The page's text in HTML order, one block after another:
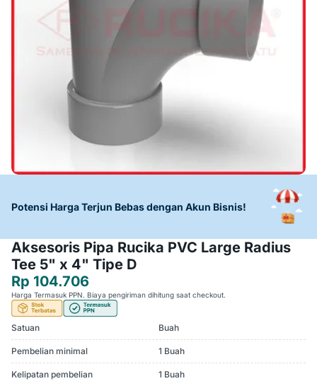
Potensi Harga Terjun Bebas dengan Akun Bisnis!
Aksesoris Pipa Rucika PVC Large Radius
Tee 5" x 4" Tipe D
Rp 104.706
Harga Termasuk PPN. Biaya pengiriman dihitung saat checkout.
Satuan Buah
Pembelian minimal 1 Buah
Kelipatan pembelian 1 Buah